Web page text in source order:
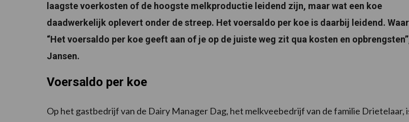
laagste voerkosten of de hoogste melkproductie leidend zijn, maar wat een koe
daadwerkelijk oplevert onder de streep. Het voersaldo per koe is daarbij leidend.
“Het voersaldo per koe geeft aan of je op de juiste weg zit qua kosten en
Jansen.
Voersaldo per koe
Op het gastbedrijf van de Dairy Manager Dag, het melkveebedrijf van de familie Drietelaar,